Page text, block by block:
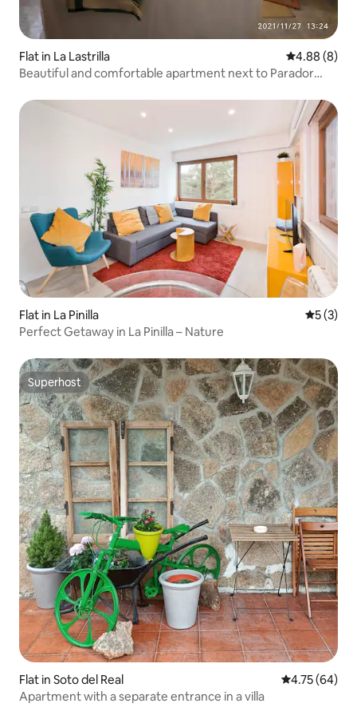
Flat in La Lastrilla 4.88 out of
4.88 (8)
Beautiful and comfortable apartment next to Parador
Flat in La Pinilla 5 out of
5 (3)
Perfect Getaway in La Pinilla – Nature
Superhost
Superhost
Flat in Soto del Real 4.75 out of 5
4.75 (64)
Apartment with a separate entrance in a villa